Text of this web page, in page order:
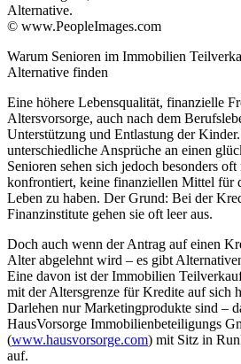
Alternative.
© www.PeopleImages.com
Warum Senioren im Immobilien
Alternative finden
Eine höhere Lebensqualität, finanzielle
Altersvorsorge, auch nach dem
Unterstützung und Entlastung der
unterschiedliche Ansprüche an einen
Senioren sehen sich jedoch besonders
konfrontiert, keine finanziellen Mittel für
Leben zu haben. Der Grund: Bei der
Finanzinstitute gehen sie oft leer aus.
Doch auch wenn der Antrag auf einen
Alter abgelehnt wird – es gibt
Eine davon ist der Immobilien
mit der Altersgrenze für Kredite auf sich
Darlehen nur Marketingprodukte sind –
HausVorsorge Immobilienbeteiligungs
(www.hausvorsorge.com) mit Sitz in
auf.